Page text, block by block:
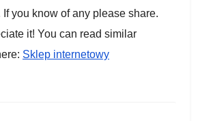
If you know of any please share.
it! You can read similar
Sklep internetowy